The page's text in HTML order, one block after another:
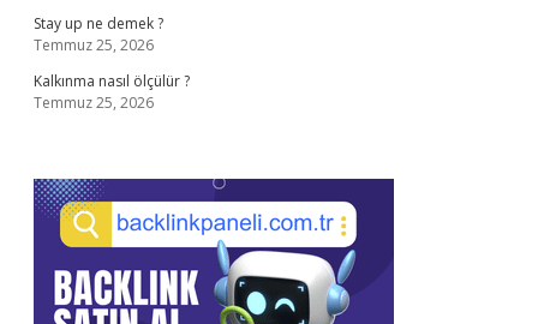
Stay up ne demek ?
Temmuz 25, 2026
Kalkınma nasıl ölçülür ?
Temmuz 25, 2026